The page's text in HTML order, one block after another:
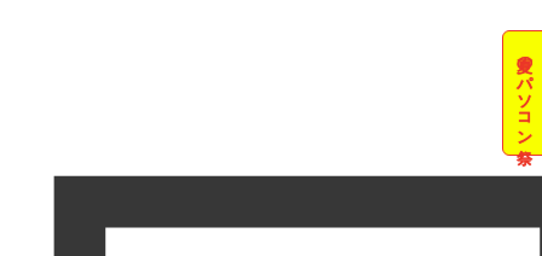
夏のパソコン祭